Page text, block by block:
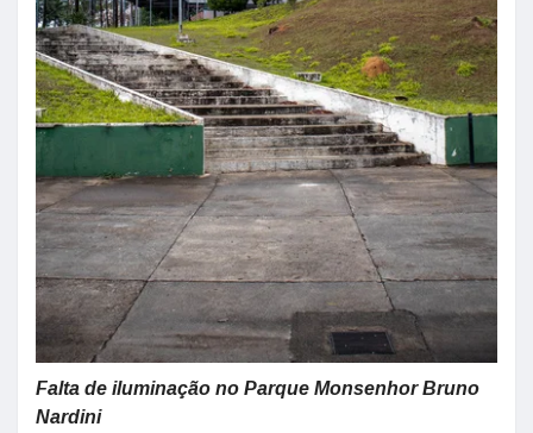
Falta de iluminação no Parque Monsenhor Bruno
Nardini